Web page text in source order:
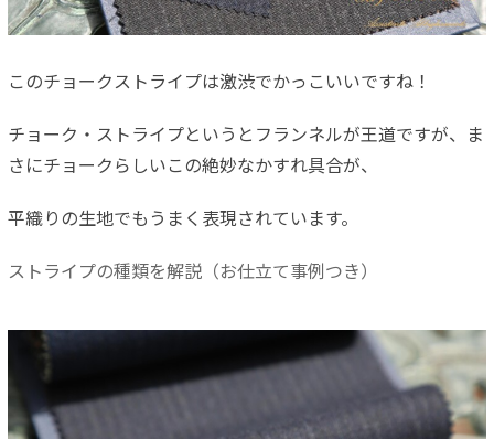
このチョークストライプは激渋でかっこいいですね！
チョーク・ストライプというとフランネルが王道ですが、ま
さにチョークらしいこの絶妙なかすれ具合が、
平織りの生地でもうまく表現されています。
ストライプの種類を解説（お仕立て事例つき）